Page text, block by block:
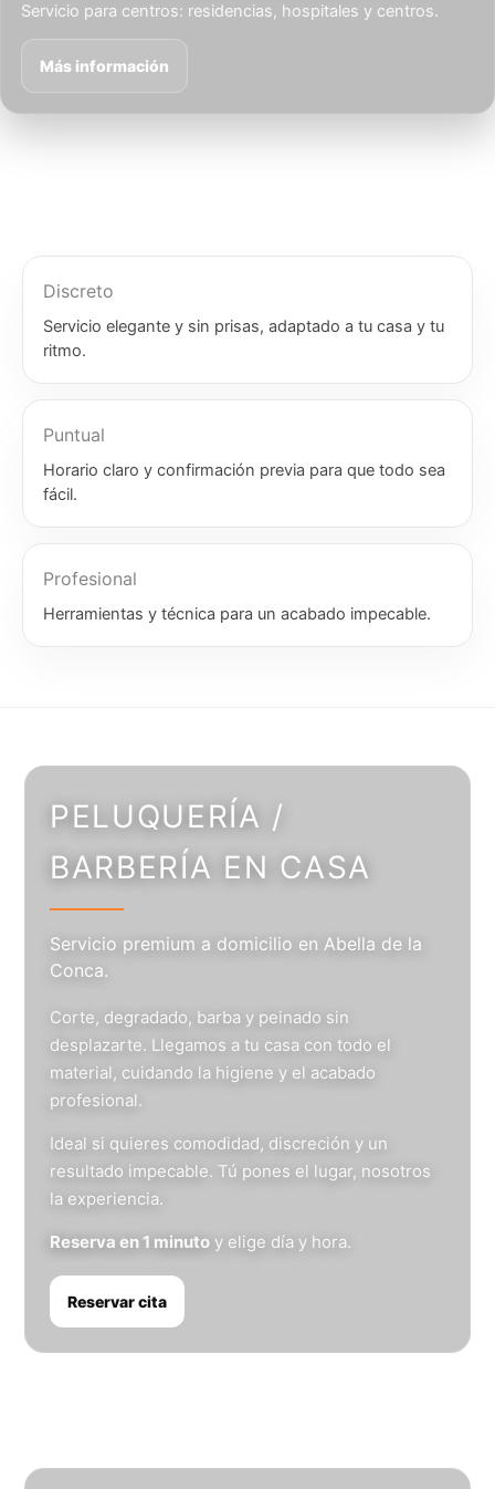
Servicio para centros: residencias, hospitales y centros.
Más información
Discreto
Servicio elegante y sin prisas, adaptado a tu casa y tu
ritmo.
Puntual
Horario claro y confirmación previa para que todo sea
fácil.
Profesional
Herramientas y técnica para un acabado impecable.
PELUQUERÍA /
BARBERÍA EN CASA
Servicio premium a domicilio en Abella de la
Conca.
Corte, degradado, barba y peinado sin
desplazarte. Llegamos a tu casa con todo el
material, cuidando la higiene y el acabado
profesional.
Ideal si quieres comodidad, discreción y un
resultado impecable. Tú pones el lugar, nosotros
la experiencia.
Reserva en 1 minuto y elige día y hora.
Reservar cita